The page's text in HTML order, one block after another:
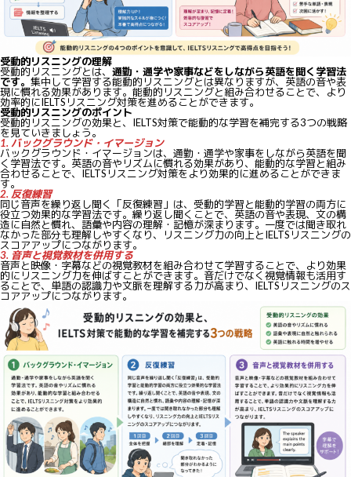
受動的リスニングの理解
受動的リスニングとは、 通勤・通学や家事などをしながら英語を聞く学習法
です。 集中して学習する能動的リスニングとは異なりますが、英語の音や表
現に慣れる効果があります。能動的リスニングと組み合わせることで、より
効率的にIELTSリスニング対策を進めることができます。
受動的リスニングのポイント
受動的リスニングの効果と、IELTS対策で能動的な学習を補完する3つの戦略
を見ていきましょう。
1. バックグラウンド・イマージョン
バックグラウンド・イマージョンは、通勤・通学や家事をしながら英語を聞
く学習法です。英語の音やリズムに慣れる効果があり、能動的な学習と組み
合わせることで、IELTSリスニング対策をより効果的に進めることができま
す。
2. 反復練習
同じ音声を繰り返し聞く「反復練習」は、受動的学習と能動的学習の両方に
役立つ効果的な学習法です。繰り返し聞くことで、英語の音や表現、文の構
造に自然と慣れ、語彙や内容の理解・記憶が深まります。一度では聞き取れ
なかった部分も理解しやすくなり、リスニング力の向上とIELTSリスニングの
スコアアップにつながります。
3. 音声と視覚教材を併用する
音声と映像・字幕などの視覚教材を組み合わせて学習することで、より効果
的にリスニング力を伸ばすことができます。音だけでなく視覚情報も活用す
ることで、単語の認識力や文脈を理解する力が高まり、IELTSリスニングのス
コアアップにつながります。